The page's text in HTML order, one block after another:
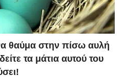
θαύμα στην πίσω αυλή
τα μάτια αυτού του